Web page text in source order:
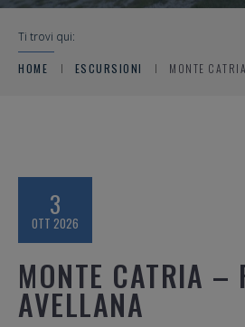
Ti trovi qui:
HOME ESCURSIONI MONTE
3
OTT 2026
MONTE CATRIA –
AVELLANA